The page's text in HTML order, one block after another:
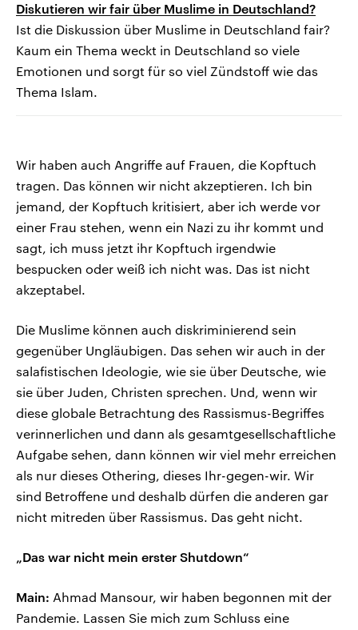
Diskutieren wir fair über Muslime in Deutschland?
Ist die Diskussion über Muslime in Deutschland fair?
Kaum ein Thema weckt in Deutschland so viele
Emotionen und sorgt für so viel Zündstoff wie das
Thema Islam.
Wir haben auch Angriffe auf Frauen, die Kopftuch
tragen. Das können wir nicht akzeptieren. Ich bin
jemand, der Kopftuch kritisiert, aber ich werde vor
einer Frau stehen, wenn ein Nazi zu ihr kommt und
sagt, ich muss jetzt ihr Kopftuch irgendwie
bespucken oder weiß ich nicht was. Das ist nicht
akzeptabel.
Die Muslime können auch diskriminierend sein
gegenüber Ungläubigen. Das sehen wir auch in der
salafistischen Ideologie, wie sie über Deutsche, wie
sie über Juden, Christen sprechen. Und, wenn wir
diese globale Betrachtung des Rassismus-Begriffes
verinnerlichen und dann als gesamtgesellschaftliche
Aufgabe sehen, dann können wir viel mehr erreichen
als nur dieses Othering, dieses Ihr-gegen-wir. Wir
sind Betroffene und deshalb dürfen die anderen gar
nicht mitreden über Rassismus. Das geht nicht.
„Das war nicht mein erster Shutdown“
Main: Ahmad Mansour, wir haben begonnen mit der
Pandemie. Lassen Sie mich zum Schluss eine